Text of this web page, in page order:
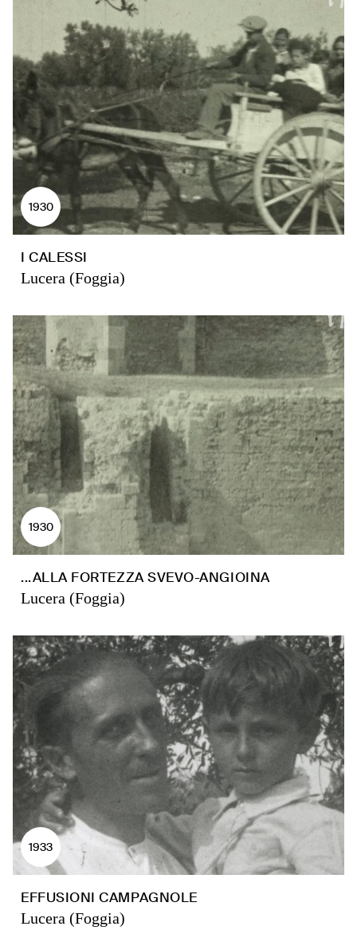
1930
I CALESSI
Lucera (Foggia)
1930
...ALLA FORTEZZA SVEVO-ANGIOINA
Lucera (Foggia)
1933
EFFUSIONI CAMPAGNOLE
Lucera (Foggia)